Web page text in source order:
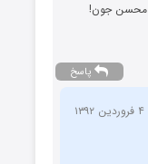
از محسن جون!
پاسخ
۴ فروردین ۱۳۹۲